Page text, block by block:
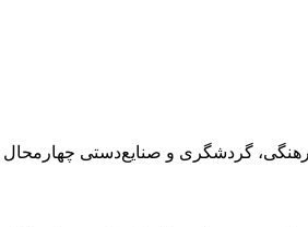
گردشگری و صنایع‌دستی